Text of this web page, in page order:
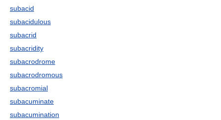
subacid
subacidulous
subacrid
subacridity
subacrodrome
subacrodromous
subacromial
subacuminate
subacumination